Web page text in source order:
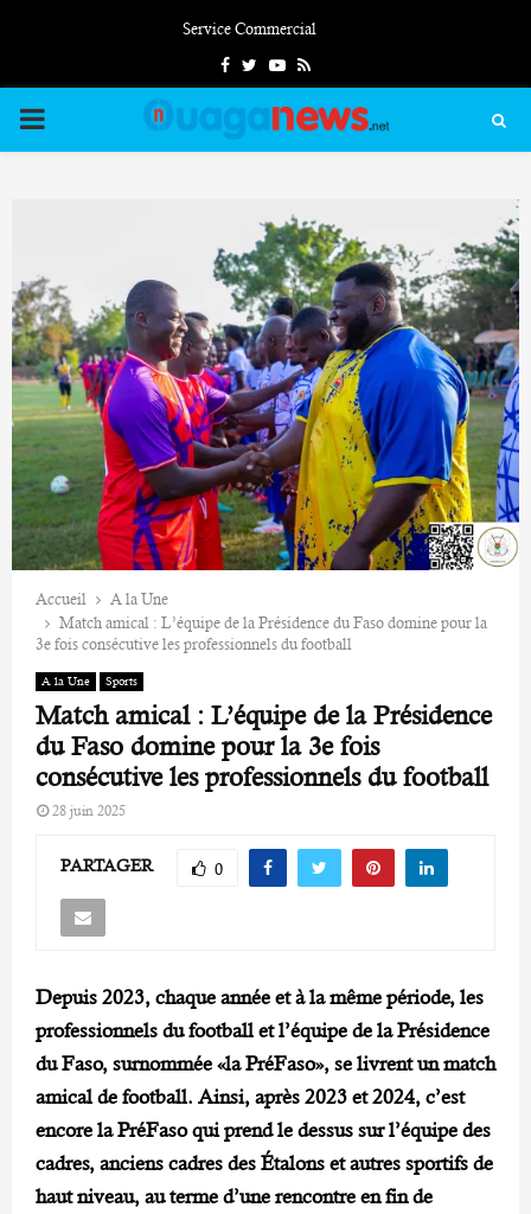
Service Commercial
FacebookTwitterYoutube
Rss
PRIMARY
Accueil
A la Une
Match amical : L’équipe de la Présidence du Faso domine pour la
3e fois consécutive les professionnels du football
A la Une Sports
Match amical : L’équipe de la Présidence
du Faso domine pour la 3e fois
consécutive les professionnels du football
28 juin 2025
PARTAGER 0
Depuis 2023, chaque année et à la même période, les
professionnels du football et l’équipe de la Présidence
du Faso, surnommée «la PréFaso», se livrent un match
amical de football. Ainsi, après 2023 et 2024, c’est
encore la PréFaso qui prend le dessus sur l’équipe des
cadres, anciens cadres des Étalons et autres sportifs de
haut niveau, au terme d’une rencontre en fin de